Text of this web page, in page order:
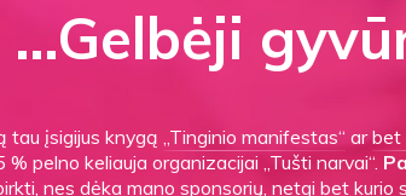
…Gelbėji
tau įsigijus knygą „Tinginio manifestas“ arbet
% pelno keliauja organizacijai „Tušti narvai“.
nes dėka mano sponsorių, netgi bet kurio